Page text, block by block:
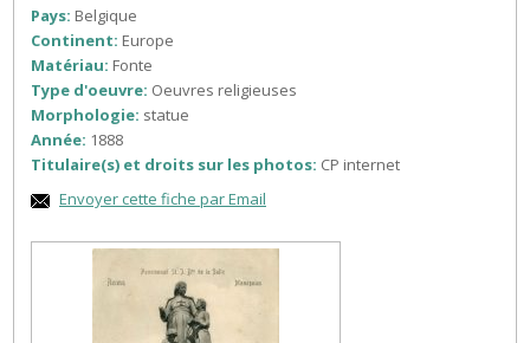
Pays: Belgique
Continent: Europe
Matériau: Fonte
Type d'oeuvre: Oeuvres religieuses
Morphologie: statue
Année: 1888
Titulaire(s) et droits sur les photos: CP internet
Envoyer cette fiche par Email